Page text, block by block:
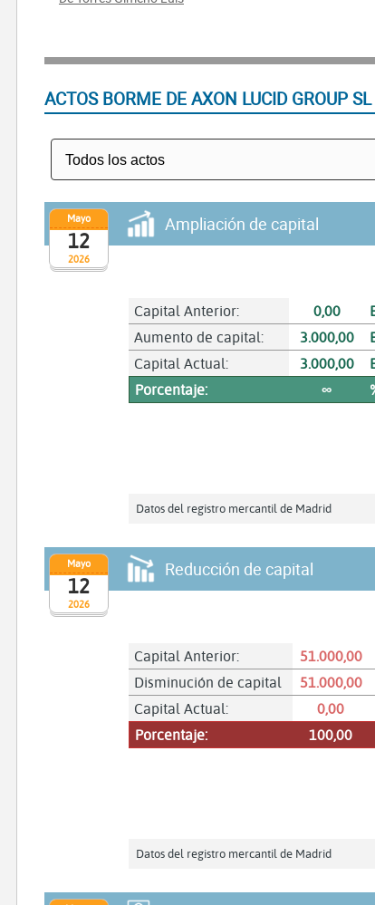
ACTOS BORME DE AXON LUCID GROUP SL
2026
Mayo
12
Ampliación de capital
Capital Anterior: 0,00
Aumento de capital:
3.000,00
Capital Actual:
3.000,00
Porcentaje:
∞
Datos del registro mercantil de Madrid
2026
Mayo
12
Reducción de capital
Capital Anterior: 51.000,00
Disminución de capital
51.000,00
Capital Actual:
0,00
Porcentaje:
100,00
Datos del registro mercantil de Madrid